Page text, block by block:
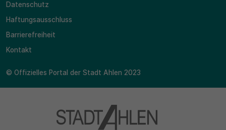
Datenschutz
Haftungsausschluss
Barrierefreiheit
Kontakt
© Offizielles Portal der Stadt Ahlen 2023